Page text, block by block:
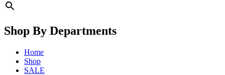
Shop By Departments
Home
Shop
SALE